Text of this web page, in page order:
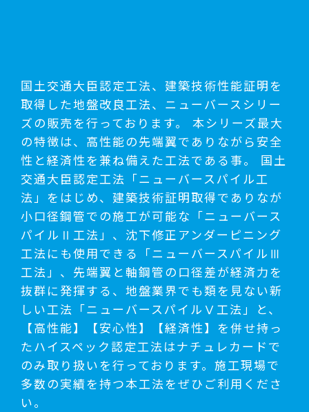
国土交通大臣認定工法、建築技術性能証明を
取得した地盤改良工法、ニューバースシリー
ズの販売を行っております。 本シリーズ最大
の特徴は、高性能の先端翼でありながら安全
性と経済性を兼ね備えた工法である事。 国土
交通大臣認定工法「ニューバースパイル工
法」をはじめ、建築技術証明取得でありなが
小口径鋼管での施工が可能な「ニューバース
パイルⅡ工法」、沈下修正アンダーピニング
工法にも使用できる「ニューバースパイルⅢ
工法」、先端翼と軸鋼管の口径差が経済力を
抜群に発揮する、地盤業界でも類を見ない新
しい工法「ニューバースパイルⅤ工法」と、
【高性能】【安心性】【経済性】を併せ持っ
たハイスペック認定工法はナチュレカードで
のみ取り扱いを行っております。施工現場で
多数の実績を持つ本工法をぜひご利用くださ
い。